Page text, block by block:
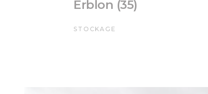
Erblon (35)
STOCKAGE